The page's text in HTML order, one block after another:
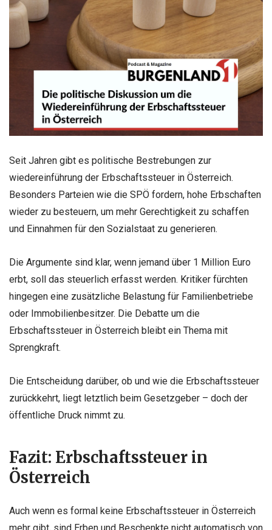
Seit Jahren gibt es politische Bestrebungen zur
wiedereinführung der Erbschaftssteuer in Österreich.
Besonders Parteien wie die SPÖ fordern, hohe Erbschaften
wieder zu besteuern, um mehr Gerechtigkeit zu schaffen
und Einnahmen für den Sozialstaat zu generieren.
Die Argumente sind klar, wenn jemand über 1 Million Euro
erbt, soll das steuerlich erfasst werden. Kritiker fürchten
hingegen eine zusätzliche Belastung für Familienbetriebe
oder Immobilienbesitzer. Die Debatte um die
Erbschaftssteuer in Österreich bleibt ein Thema mit
Sprengkraft.
Die Entscheidung darüber, ob und wie die Erbschaftssteuer
zurückkehrt, liegt letztlich beim Gesetzgeber – doch der
öffentliche Druck nimmt zu.
Fazit: Erbschaftssteuer in
Österreich
Auch wenn es formal keine Erbschaftssteuer in Österreich
mehr gibt, sind Erben und Beschenkte nicht automatisch von